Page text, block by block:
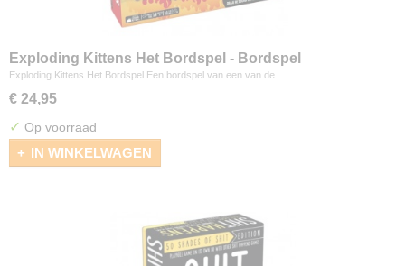
Exploding Kittens Het Bordspel - Bordspel
Exploding Kittens Het Bordspel Een bordspel van een van de…
€ 24,95
✓ Op voorraad
IN WINKELWAGEN